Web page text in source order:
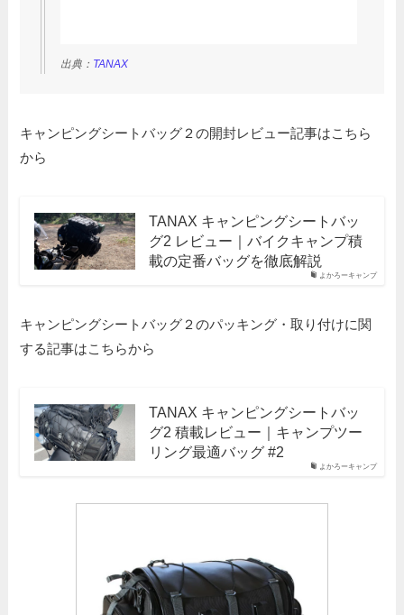
出典： TANAX
キャンピングシートバッグ２の開封レビュー記事はこちら
から
よかろーキャンプ
TANAX キャンピングシートバッ
グ2 レビュー｜バイクキャンプ積
載の定番バッグを徹底解説
キャンピングシートバッグ２のパッキング・取り付けに関
する記事はこちらから
よかろーキャンプ
TANAX キャンピングシートバッ
グ2 積載レビュー｜キャンプツー
リング最適バッグ #2